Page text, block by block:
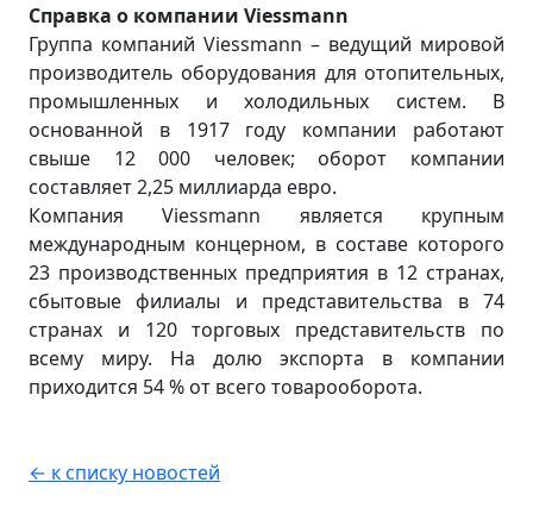
Справка о компании Viessmann
Группа компаний Viessmann – ведущий мировой
производитель оборудования для отопительных,
промышленных и холодильных систем. В
основанной в 1917 году компании работают
свыше 12 000 человек; оборот компании
составляет 2,25 миллиарда евро.
Компания Viessmann является крупным
международным концерном, в составе которого
23 производственных предприятия в 12 странах,
сбытовые филиалы и представительства в 74
странах и 120 торговых представительств по
всему миру. На долю экспорта в компании
приходится 54 % от всего товарооборота.
← к списку новостей